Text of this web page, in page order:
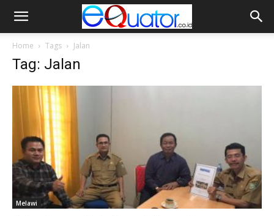
Home Tags Jalan
Tag: Jalan
Melawi